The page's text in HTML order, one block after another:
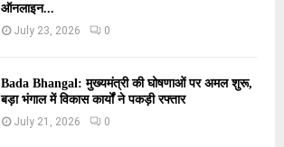
ऑनलाइन...
July 23, 2026 0
Bada Bhangal: मुख्यमंत्री की घोषणाओं पर अमल शुरू,
बड़ा भंगाल में विकास कार्यों ने पकड़ी रफ्तार
July 21, 2026 0